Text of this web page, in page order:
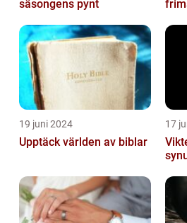
säsongens pynt
19 juni 2024
Upptäck världen av biblar
17